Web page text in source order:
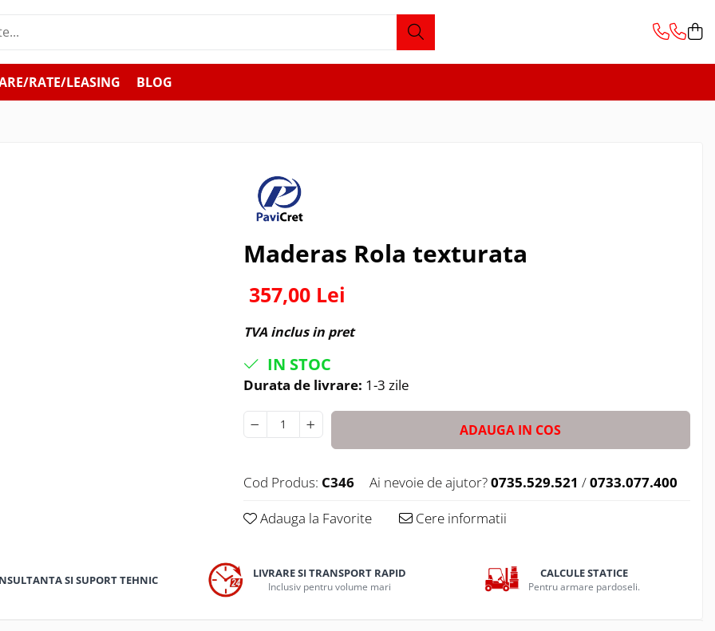
RATE/LEASING BLOG
Maderas Rola texturata
357,00 Lei
TVA inclus in pret
IN STOC
Durata de livrare: 1-3 zile
ADAUGA IN COS
Cod Produs: C346 Ai nevoie de ajutor?0735.529.521 /0733.077.400
Adauga la Favorite
Cere informatii
SI SUPORT TEHNIC LIVRARE SI TRANSPORT RAPID
Inclusiv pentru volume mari
CALCULE STATICE
Pentru armare pardoseli.